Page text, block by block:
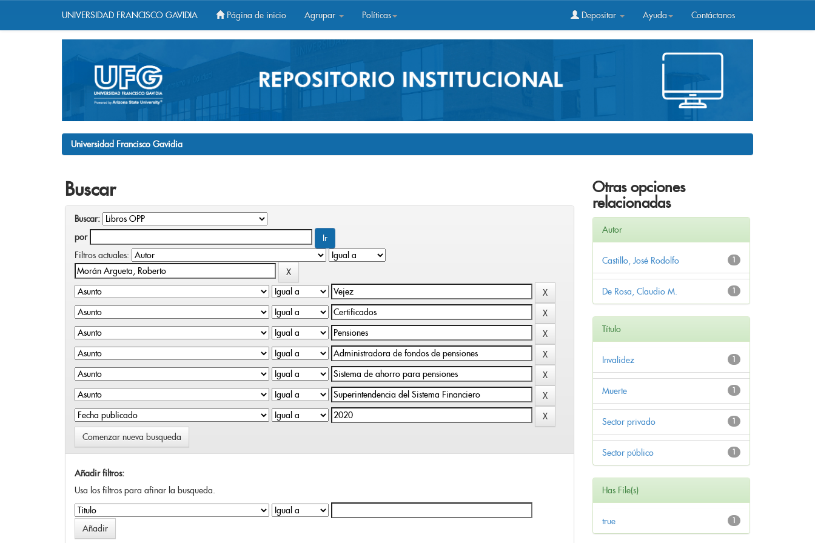
UNIVERSIDAD FRANCISCO GAVIDIA Página de inicio Agrupar Políticas Depositar Ayuda Contáctanos
Universidad Francisco Gavidia
Buscar
Buscar:
por
Filtros actuales:
Comenzar nueva busqueda
Añadir filtros:
Usa los filtros para afinar la busqueda.
Otras opciones
relacionadas
Autor
1
Castillo, José Rodolfo
1
De Rosa, Claudio M.
Título
1
Invalidez
1
Muerte
1
Sector privado
1
Sector público
Has File(s)
1
true